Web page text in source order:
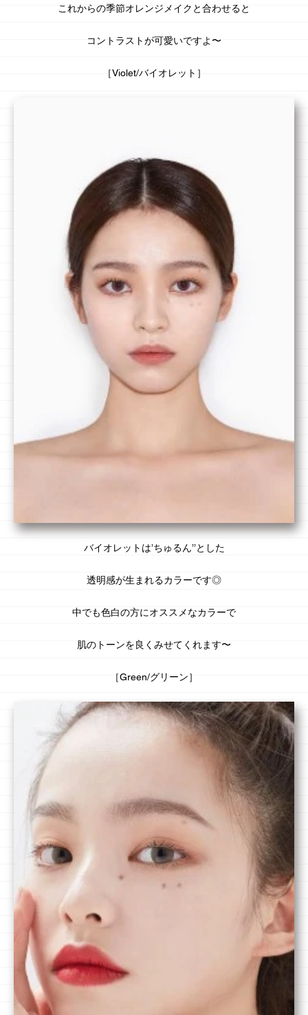
これからの季節オレンジメイクと合わせると
コントラストが可愛いですよ〜
［Violet/バイオレット］
バイオレットは’ちゅるん’’とした
透明感が生まれるカラーです◎
中でも色白の方にオススメなカラーで
肌のトーンを良くみせてくれます〜
［Green/グリーン］